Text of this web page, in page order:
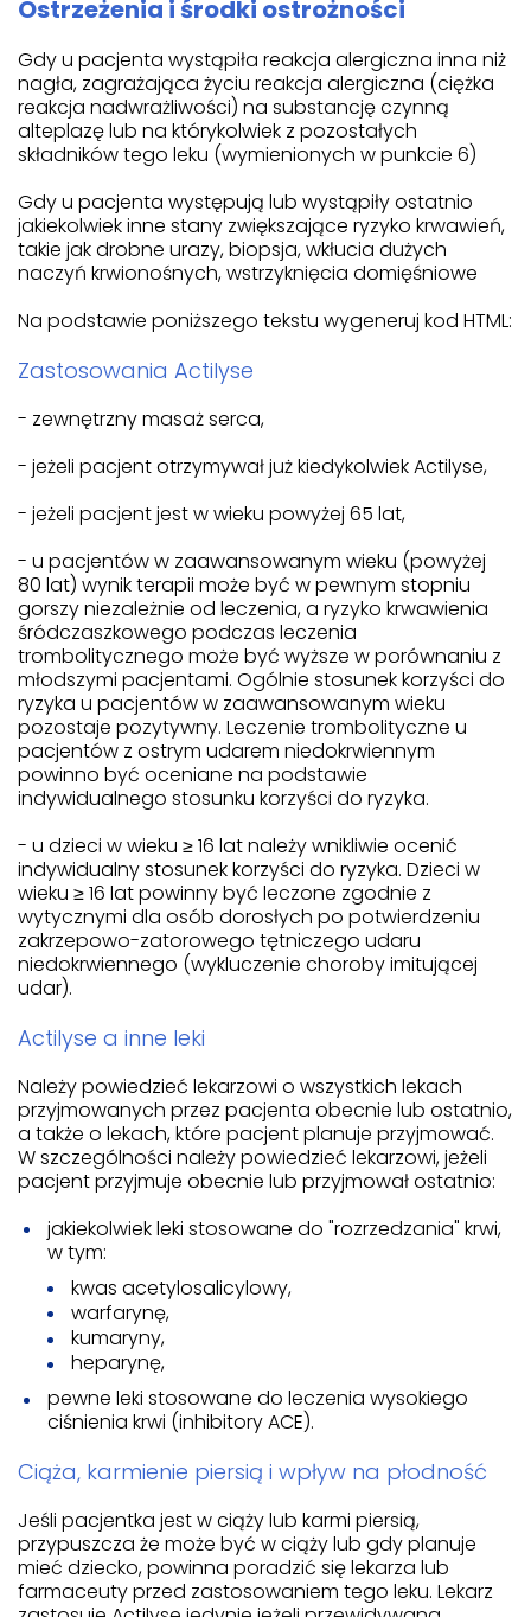
Ostrzeżenia i środki ostrożności
Gdy u pacjenta wystąpiła reakcja alergiczna inna niż
nagła, zagrażająca życiu reakcja alergiczna (ciężka
reakcja nadwrażliwości) na substancję czynną
alteplazę lub na którykolwiek z pozostałych
składników tego leku (wymienionych w punkcie 6)
Gdy u pacjenta występują lub wystąpiły ostatnio
jakiekolwiek inne stany zwiększające ryzyko krwawień,
takie jak drobne urazy, biopsja, wkłucia dużych
naczyń krwionośnych, wstrzyknięcia domięśniowe
Na podstawie poniższego tekstu wygeneruj kod HTML:
Zastosowania Actilyse
- zewnętrzny masaż serca,
- jeżeli pacjent otrzymywał już kiedykolwiek Actilyse,
- jeżeli pacjent jest w wieku powyżej 65 lat,
- u pacjentów w zaawansowanym wieku (powyżej
80 lat) wynik terapii może być w pewnym stopniu
gorszy niezależnie od leczenia, a ryzyko krwawienia
śródczaszkowego podczas leczenia
trombolitycznego może być wyższe w porównaniu z
młodszymi pacjentami. Ogólnie stosunek korzyści do
ryzyka u pacjentów w zaawansowanym wieku
pozostaje pozytywny. Leczenie trombolityczne u
pacjentów z ostrym udarem niedokrwiennym
powinno być oceniane na podstawie
indywidualnego stosunku korzyści do ryzyka.
- u dzieci w wieku ≥ 16 lat należy wnikliwie ocenić
indywidualny stosunek korzyści do ryzyka. Dzieci w
wieku ≥ 16 lat powinny być leczone zgodnie z
wytycznymi dla osób dorosłych po potwierdzeniu
zakrzepowo-zatorowego tętniczego udaru
niedokrwiennego (wykluczenie choroby imitującej
udar).
Actilyse a inne leki
Należy powiedzieć lekarzowi o wszystkich lekach
przyjmowanych przez pacjenta obecnie lub ostatnio,
a także o lekach, które pacjent planuje przyjmować.
W szczególności należy powiedzieć lekarzowi, jeżeli
pacjent przyjmuje obecnie lub przyjmował ostatnio:
jakiekolwiek leki stosowane do "rozrzedzania" krwi,
w tym:
kwas acetylosalicylowy,
warfarynę,
kumaryny,
heparynę,
pewne leki stosowane do leczenia wysokiego
ciśnienia krwi (inhibitory ACE).
Ciąża, karmienie piersią i wpływ na płodność
Jeśli pacjentka jest w ciąży lub karmi piersią,
przypuszcza że może być w ciąży lub gdy planuje
mieć dziecko, powinna poradzić się lekarza lub
farmaceuty przed zastosowaniem tego leku. Lekarz